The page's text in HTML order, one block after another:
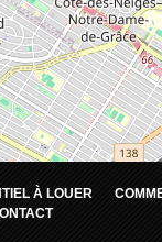
À LOUER